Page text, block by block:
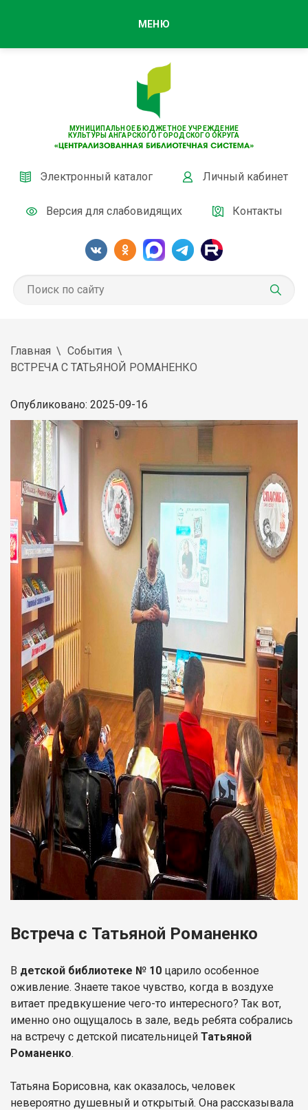
МУНИЦИПАЛЬНОЕ БЮДЖЕТНОЕ УЧРЕЖДЕНИЕ
КУЛЬТУРЫ АНГАРСКОГО ГОРОДСКОГО ОКРУГА
Электронный каталог Личный кабинет
Версия для слабовидящих Контакты
МЕНЮ
Главная
События
ВСТРЕЧА С ТАТЬЯНОЙ РОМАНЕНКО
Опубликовано: 2025-09-16
Встреча с Татьяной Романенко
В детской библиотеке № 10 царило особенное
оживление. Знаете такое чувство, когда в воздухе
витает предвкушение чего-то интересного? Так вот,
именно оно ощущалось в зале, ведь ребята собрались
на встречу с детской писательницей Татьяной
Романенко.
Татьяна Борисовна, как оказалось, человек
невероятно душевный и открытый. Она рассказывала